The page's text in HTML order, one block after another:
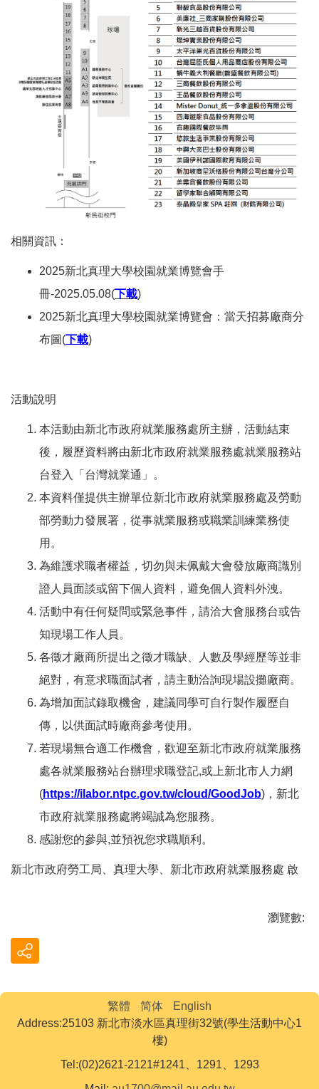
相關資訊：
2025新北真理大學校園就業博覽會手
冊-2025.05.08(下載)
2025新北真理大學校園就業博覽會：當天招募廠商分
布圖(下載)
活動說明
本活動由新北市政府就業服務處所主辦，活動結束
後，履歷資料將由新北市政府就業服務處就業服務站
台登入「台灣就業通」。
本資料僅提供主辦單位新北市政府就業服務處及勞動
部勞動力發展署，從事就業服務或職業訓練業務使
用。
為維護求職者權益，切勿與未佩戴大會發放廠商識別
證人員面談或留下個人資料，避免個人資料外洩。
活動中有任何疑問或緊急事件，請洽大會服務台或告
知現場工作人員。
各徵才廠商所提出之徵才職缺、人數及學經歷等並非
絕對，有意求職面試者，請主動洽詢現場設攤廠商。
為增加面試錄取機會，建議同學可自行製作履歷自
傳，以供面試時廠商參考使用。
若現場無合適工作機會，歡迎至新北市政府就業服務
處各就業服務站台辦理求職登記,或上新北市人力網
(https://ilabor.ntpc.gov.tw/cloud/GoodJob)，新北
市政府就業服務處將竭誠為您服務。
感謝您的參與,並預祝您求職順利。
新北市政府勞工局、真理大學、新北市政府就業服務處 啟
瀏覽數:
繁體 简体
English
Address:25103 新北市淡水區真理街32號(學生活動中心1
樓)
Tel:(02)2621-2121#1241、1291、1293